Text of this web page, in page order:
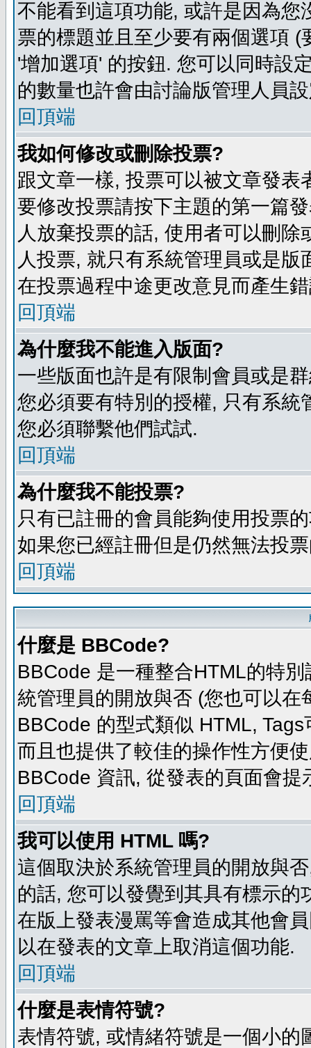
不能看到這項功能, 或許是因為
票的標題並且至少要有兩個選項
'增加選項' 的按鈕. 您可以同時設
的數量也許會由討論版管理人員
回頂端
我如何修改或刪除投票?
跟文章一樣, 投票可以被文章發
要修改投票請按下主題的第一篇
人放棄投票的話, 使用者可以刪
人投票, 就只有系統管理員或是
在投票過程中途更改意見而產生
回頂端
為什麼我不能進入版面?
一些版面也許是有限制會員或是
您必須要有特別的授權, 只有系
您必須聯繫他們試試.
回頂端
為什麼我不能投票?
只有已註冊的會員能夠使用投票
如果您已經註冊但是仍然無法投
回頂端
什麼是 BBCode?
BBCode 是一種整合HTML的特
統管理員的開放與否 (您也可以
BBCode 的型式類似 HTML,
而且也提供了較佳的操作性方便
BBCode 資訊, 從發表的頁面會提
回頂端
我可以使用 HTML 嗎?
這個取決於系統管理員的開放與
的話, 您可以發覺到其具有標示
在版上發表漫罵等會造成其他會
以在發表的文章上取消這個功能.
回頂端
什麼是表情符號?
表情符號, 或情緒符號是一個小